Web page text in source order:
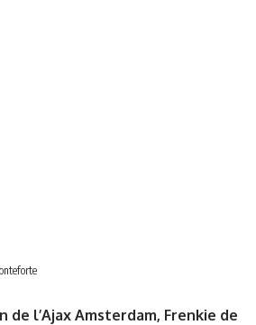
de l’Ajax Amsterdam, Frenkie de